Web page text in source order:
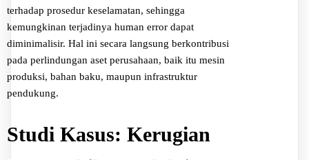
terhadap prosedur keselamatan, sehingga
kemungkinan terjadinya human error dapat
diminimalisir. Hal ini secara langsung berkontribusi
pada perlindungan aset perusahaan, baik itu mesin
produksi, bahan baku, maupun infrastruktur
pendukung.
Studi Kasus: Kerugian